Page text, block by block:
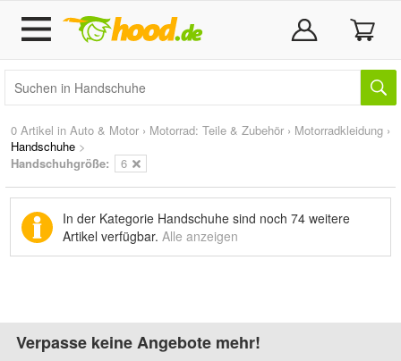
0 Artikel in Auto & Motor › Motorrad: Teile & Zubehör › Motorradkleidung ›
Handschuhe >
Handschuhgröße:
6
In der Kategorie Handschuhe sind noch 74 weitere
Artikel verfügbar. Alle anzeigen
Verpasse keine Angebote mehr!